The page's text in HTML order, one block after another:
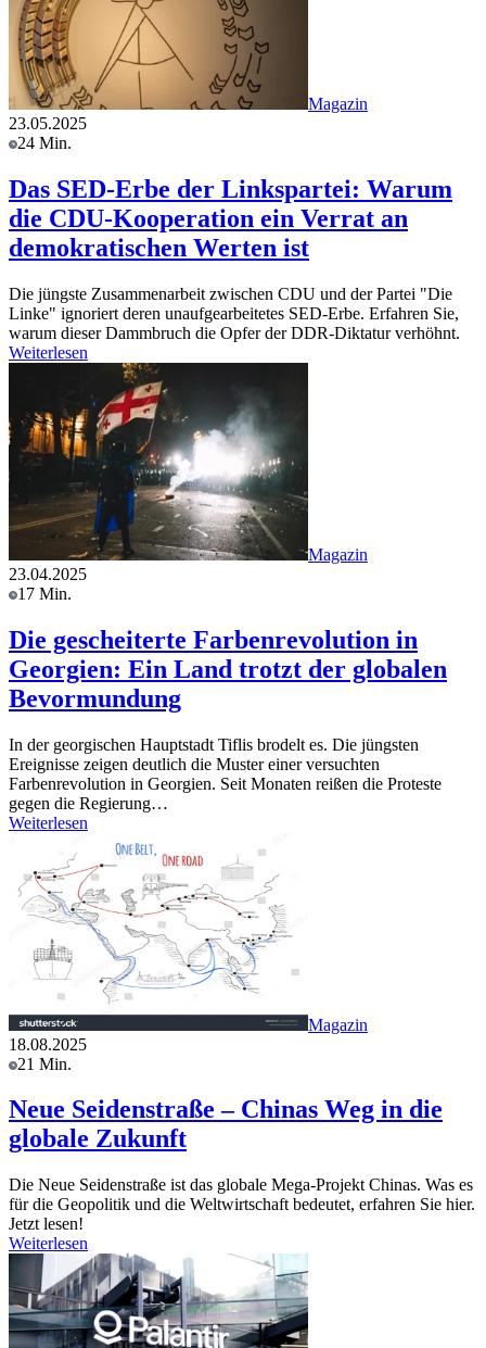
Magazin
23.05.2025
24 Min.
Das SED-Erbe der Linkspartei: Warum
die CDU-Kooperation ein Verrat an
demokratischen Werten ist
Die jüngste Zusammenarbeit zwischen CDU und der Partei "Die
Linke" ignoriert deren unaufgearbeitetes SED-Erbe. Erfahren Sie,
warum dieser Dammbruch die Opfer der DDR-Diktatur verhöhnt.
Weiterlesen
Magazin
23.04.2025
17 Min.
Die gescheiterte Farbenrevolution in
Georgien: Ein Land trotzt der globalen
Bevormundung
In der georgischen Hauptstadt Tiflis brodelt es. Die jüngsten
Ereignisse zeigen deutlich die Muster einer versuchten
Farbenrevolution in Georgien. Seit Monaten reißen die Proteste
gegen die Regierung…
Weiterlesen
Magazin
18.08.2025
21 Min.
Neue Seidenstraße – Chinas Weg in die
globale Zukunft
Die Neue Seidenstraße ist das globale Mega-Projekt Chinas. Was es
für die Geopolitik und die Weltwirtschaft bedeutet, erfahren Sie hier.
Jetzt lesen!
Weiterlesen